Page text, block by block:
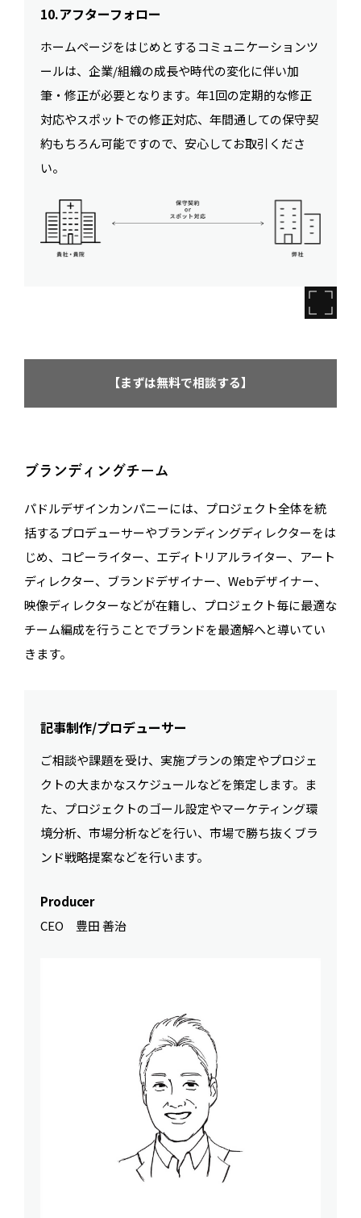
10.アフターフォロー
ホームページをはじめとするコミュニケーションツ
ールは、企業/組織の成長や時代の変化に伴い加
筆・修正が必要となります。年1回の定期的な修正
対応やスポットでの修正対応、年間通しての保守契
約もちろん可能ですので、安心してお取引くださ
い。
【まずは無料で相談する】
ブランディングチーム
パドルデザインカンパニーには、プロジェクト全体を統
括するプロデューサーやブランディングディレクターをは
じめ、コピーライター、エディトリアルライター、アート
ディレクター、ブランドデザイナー、Webデザイナー、
映像ディレクターなどが在籍し、プロジェクト毎に最適な
チーム編成を行うことでブランドを最適解へと導いてい
きます。
記事制作/プロデューサー
ご相談や課題を受け、実施プランの策定やプロジェ
クトの大まかなスケジュールなどを策定します。ま
た、プロジェクトのゴール設定やマーケティング環
境分析、市場分析などを行い、市場で勝ち抜くブラ
ンド戦略提案などを行います。
Producer
CEO 豊田 善治